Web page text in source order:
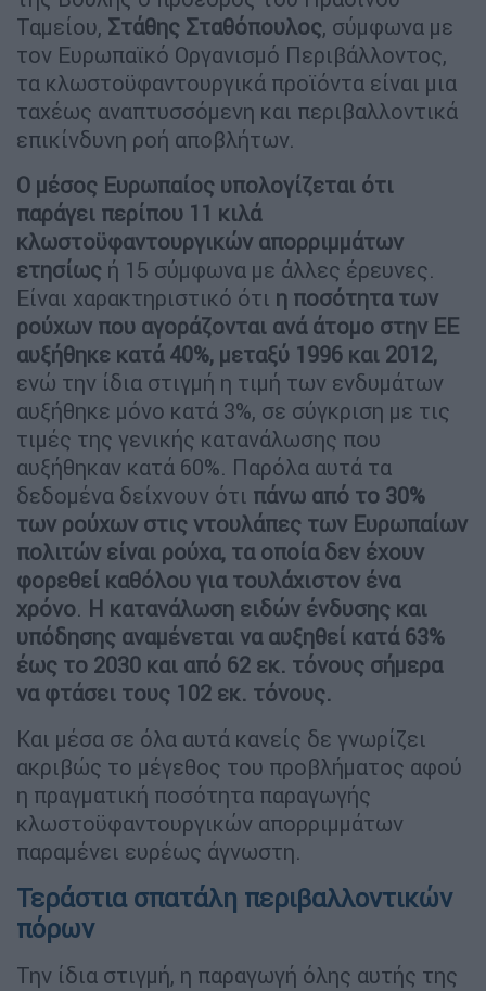
Ταμείου, Στάθης Σταθόπουλος, σύμφωνα με
τον Ευρωπαϊκό Οργανισμό Περιβάλλοντος,
τα κλωστοϋφαντουργικά προϊόντα είναι μια
ταχέως αναπτυσσόμενη και περιβαλλοντικά
επικίνδυνη ροή αποβλήτων.
Ο μέσος Ευρωπαίος υπολογίζεται ότι
παράγει περίπου 11 κιλά
κλωστοϋφαντουργικών απορριμμάτων
ετησίως ή 15 σύμφωνα με άλλες έρευνες.
Είναι χαρακτηριστικό ότι η ποσότητα των
ρούχων που αγοράζονται ανά άτομο στην ΕΕ
αυξήθηκε κατά 40%, μεταξύ 1996 και 2012,
ενώ την ίδια στιγμή η τιμή των ενδυμάτων
αυξήθηκε μόνο κατά 3%, σε σύγκριση με τις
τιμές της γενικής κατανάλωσης που
αυξήθηκαν κατά 60%. Παρόλα αυτά τα
δεδομένα δείχνουν ότι πάνω από το 30%
των ρούχων στις ντουλάπες των Ευρωπαίων
πολιτών είναι ρούχα, τα οποία δεν έχουν
φορεθεί καθόλου για τουλάχιστον ένα
χρόνο. Η κατανάλωση ειδών ένδυσης και
υπόδησης αναμένεται να αυξηθεί κατά 63%
έως το 2030 και από 62 εκ. τόνους σήμερα
να φτάσει τους 102 εκ. τόνους.
Και μέσα σε όλα αυτά κανείς δε γνωρίζει
ακριβώς το μέγεθος του προβλήματος αφού
η πραγματική ποσότητα παραγωγής
κλωστοϋφαντουργικών απορριμμάτων
παραμένει ευρέως άγνωστη.
Τεράστια σπατάλη περιβαλλοντικών
πόρων
Την ίδια στιγμή, η παραγωγή όλης αυτής της